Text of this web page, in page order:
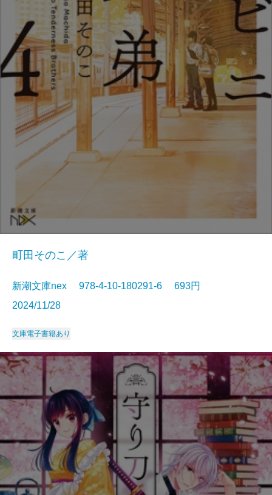
町田そのこ／著
新潮文庫nex 978-4-10-180291-6 693円
2024/11/28
文庫電子書籍あり